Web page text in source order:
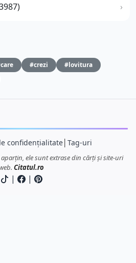
#crezi
#lovitura
confidențialitate│ Tag-uri
ele sunt extrase din cărți și site-uri
Citatul.ro
| |